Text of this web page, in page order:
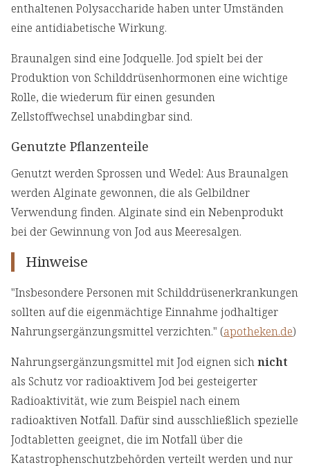
enthaltenen Polysaccharide haben unter Umständen
eine antidiabetische Wirkung.
Braunalgen sind eine Jodquelle. Jod spielt bei der
Produktion von Schilddrüsenhormonen eine wichtige
Rolle, die wiederum für einen gesunden
Zellstoffwechsel unabdingbar sind.
Genutzte Pflanzenteile
Genutzt werden Sprossen und Wedel: Aus Braunalgen
werden Alginate gewonnen, die als Gelbildner
Verwendung finden. Alginate sind ein Nebenprodukt
bei der Gewinnung von Jod aus Meeresalgen.
Hinweise
"Insbesondere Personen mit Schilddrüsenerkrankungen
sollten auf die eigenmächtige Einnahme jodhaltiger
Nahrungsergänzungsmittel verzichten." (apotheken.de)
Nahrungsergänzungsmittel mit Jod eignen sichnicht
als Schutz vor radioaktivem Jod bei gesteigerter
Radioaktivität, wie zum Beispiel nach einem
radioaktiven Notfall. Dafür sind ausschließlich spezielle
Jodtabletten geeignet, die im Notfall über die
Katastrophenschutzbehörden verteilt werden und nur